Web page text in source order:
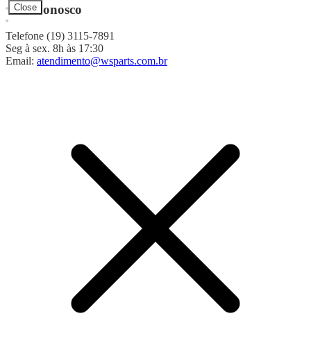
Close
Fale Conosco
Telefone (19) 3115-7891
Seg à sex. 8h às 17:30
Email: atendimento@wsparts.com.br